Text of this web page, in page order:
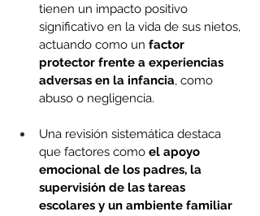
tienen un impacto positivo
significativo en la vida de sus nietos,
actuando como un factor
protector frente a experiencias
adversas en la infancia, como
abuso o negligencia.
Una revisión sistemática destaca
que factores como el apoyo
emocional de los padres, la
supervisión de las tareas
escolares y un ambiente familiar